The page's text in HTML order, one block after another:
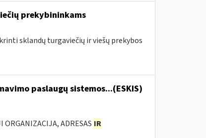
prekybininkams
sklandų turgaviečių ir viešų prekybos
paslaugų sistemos...(ESKIS)
ADRESAS IR